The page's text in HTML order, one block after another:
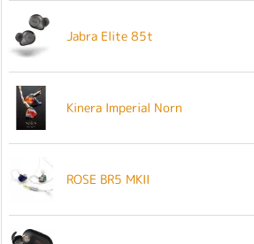
Jabra Elite 85t
Kinera Imperial Norn
ROSE BR5 MKII